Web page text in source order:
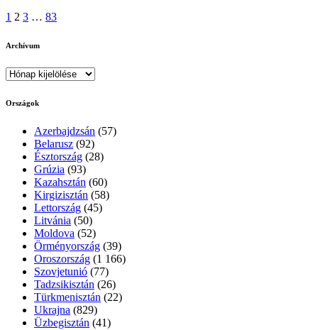
Bejegyzések
lapozása
1 2 3 … 83
Archívum
Archívum
Országok
Azerbajdzsán (57)
Belarusz (92)
Észtország (28)
Grúzia (93)
Kazahsztán (60)
Kirgizisztán (58)
Lettország (45)
Litvánia (50)
Moldova (52)
Örményország (39)
Oroszország (1 166)
Szovjetunió (77)
Tadzsikisztán (26)
Türkmenisztán (22)
Ukrajna (829)
Üzbegisztán (41)